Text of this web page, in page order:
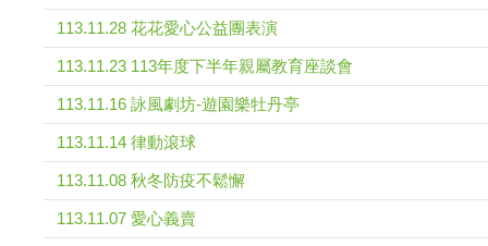
113.11.28 花花愛心公益團表演
113.11.23 113年度下半年親屬教育座談會
113.11.16 詠風劇坊-遊園樂牡丹亭
113.11.14 律動滾球
113.11.08 秋冬防疫不鬆懈
113.11.07 愛心義賣